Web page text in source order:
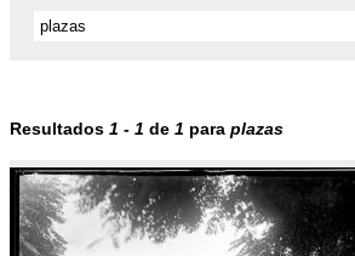
Resultados 1 - 1 de 1 para plazas